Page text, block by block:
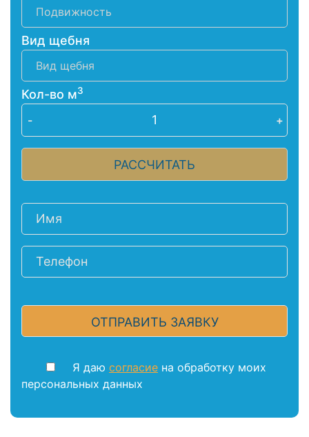
Вид щебня
Кол-во м3
- +
Я даю согласие на обработку моих
персональных данных